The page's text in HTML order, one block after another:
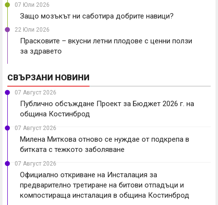
07 Юли 2026
Защо мозъкът ни саботира добрите навици?
22 Юли 2026
Прасковите – вкусни летни плодове с ценни ползи
за здравето
СВЪРЗАНИ НОВИНИ
07 Август 2026
Публично обсъждане Проект за Бюджет 2026 г. на
община Костинброд
07 Август 2026
Милена Миткова отново се нуждае от подкрепа в
битката с тежкото заболяване
07 Август 2026
Официално откриване на Инсталация за
предварително третиране на битови отпадъци и
компостираща инсталация в община Костинброд